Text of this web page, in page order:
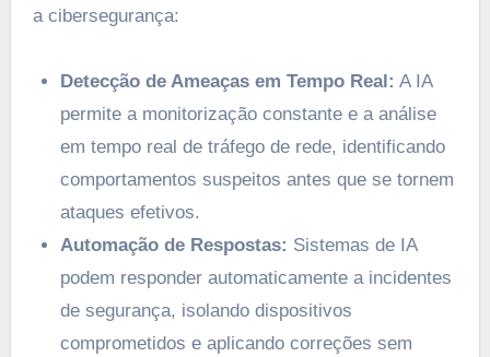
a cibersegurança:
Detecção de Ameaças em Tempo Real: A IA
permite a monitorização constante e a análise
em tempo real de tráfego de rede, identificando
comportamentos suspeitos antes que se tornem
ataques efetivos.
Automação de Respostas: Sistemas de IA
podem responder automaticamente a incidentes
de segurança, isolando dispositivos
comprometidos e aplicando correções sem